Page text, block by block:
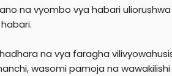
na vyombo vya habari
na vya faragha
wasomi pamoja na wawakilishi